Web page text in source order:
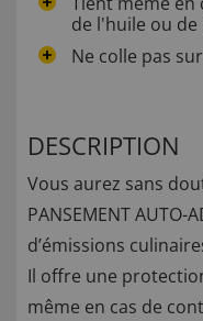
de l'huile ou de
Ne colle pas
DESCRIPTION
Vous aurez sans
PANSEMENT AUTO-
d’émissions
Il offre une
même en cas de